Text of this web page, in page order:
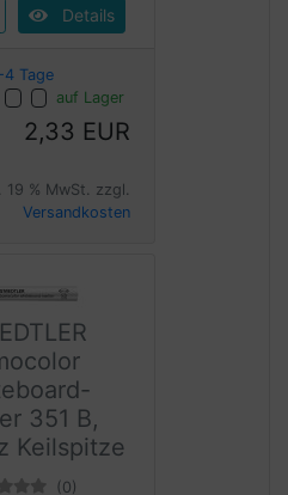
Details
4 Tage
auf Lager
2,33 EUR
19 % MwSt. zzgl.
Versandkosten
351 B,
Keilspitze
(0)